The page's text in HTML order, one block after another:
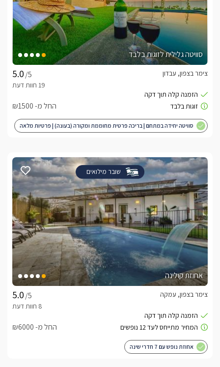
סוויטה גלילית לזוגות בלבד
/5
צימר בצפון, עבדון
החל מ- ₪1500
סוויטה יחידה במתחם | בריכה פרטית מחוממת ומקורה (בעונה) | פרטיות מלאה
שובר מילואים
אחוזת קולינה
/5
צימר בצפון, עמקה
החל מ- ₪6000
אחוזת נופש עם 7 חדרי שינה